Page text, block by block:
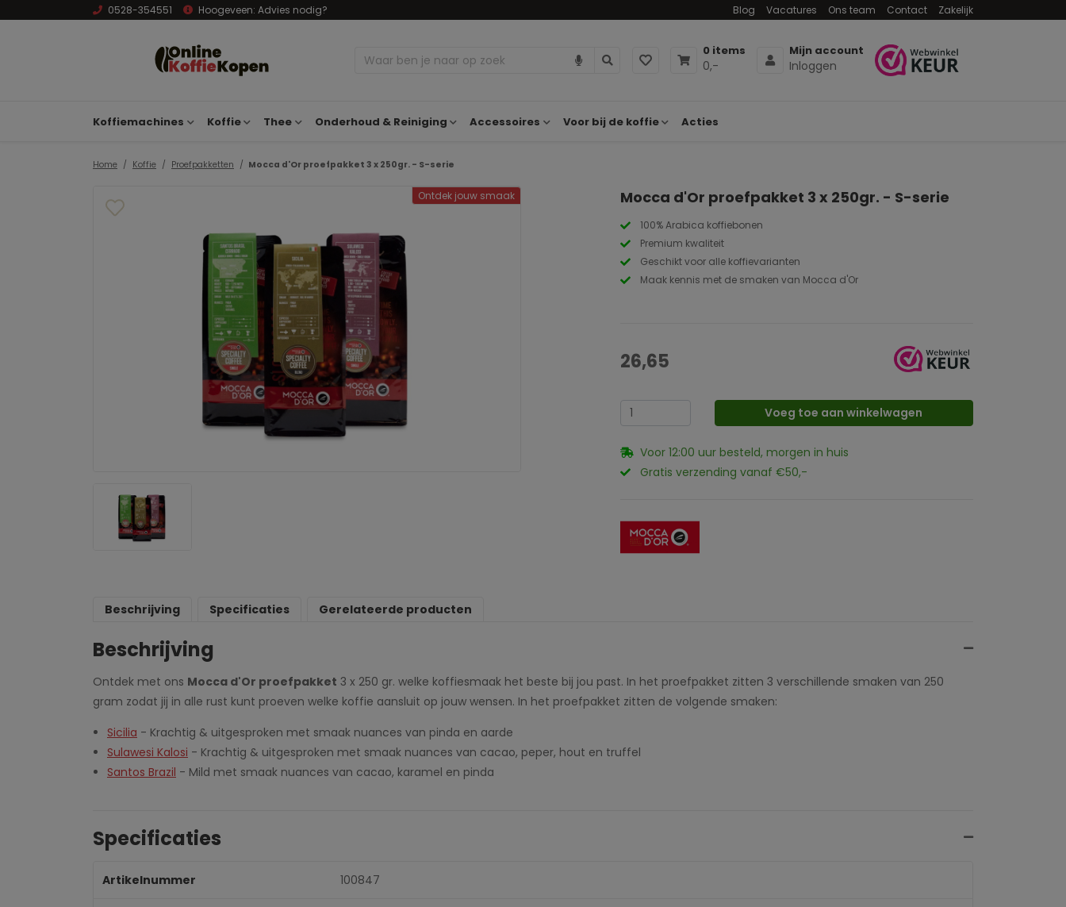
0528-354551 Hoogeveen: Advies nodig? Blog Vacatures Ons team Contact Zakelijk
0 items
0,-
Mijn account
Inloggen
Koffiemachines Koffie Thee Onderhoud & Reiniging Accessoires Voor bij de koffie Acties
Home Koffie Proefpakketten Mocca d'Or proefpakket 3 x 250gr. - S-serie
Mocca d'Or proefpakket 3 x 250gr. - S-serie
100% Arabica koffiebonen
Premium kwaliteit
Geschikt voor alle koffievarianten
Maak kennis met de smaken van Mocca d'Or
26,65
Voeg toe aan winkelwagen
Voor 12:00 uur besteld, morgen in huis
Gratis verzending vanaf €50,-
Ontdek jouw smaak
Beschrijving Specificaties Gerelateerde producten
Beschrijving
Ontdek met ons Mocca d'Or proefpakket 3 x 250 gr. welke koffiesmaak het beste bij jou past. In het proefpakket zitten 3 verschillende smaken van 250
gram zodat jij in alle rust kunt proeven welke koffie aansluit op jouw wensen. In het proefpakket zitten de volgende smaken:
Sicilia - Krachtig & uitgesproken met smaak nuances van pinda en aarde
Sulawesi Kalosi - Krachtig & uitgesproken met smaak nuances van cacao, peper, hout en truffel
Santos Brazil - Mild met smaak nuances van cacao, karamel en pinda
Specificaties
Artikelnummer 100847